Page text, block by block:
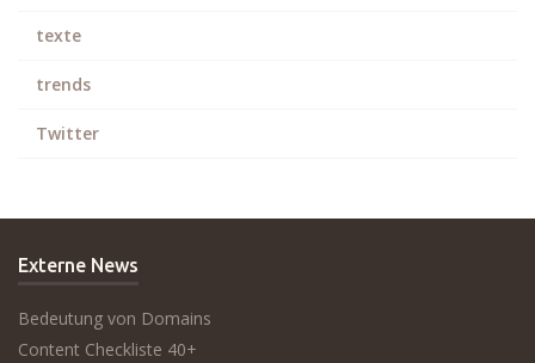
texte
trends
Twitter
Externe News
Bedeutung von Domains
Content Checkliste 40+